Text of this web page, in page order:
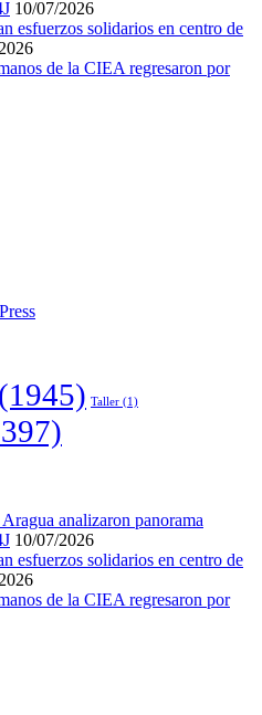
10/07/2026
esfuerzos solidarios en centro de
de la CIEA regresaron por
(1945) Taller (1)
analizaron panorama
10/07/2026
esfuerzos solidarios en centro de
de la CIEA regresaron por